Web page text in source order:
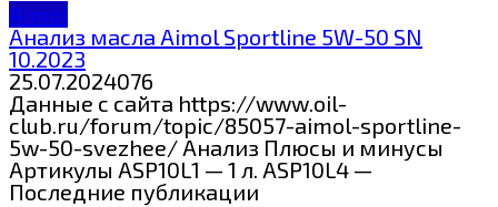
Aimol
Анализ масла Aimol Sportline 5W-50 SN
10.2023
25.07.2024076
Данные с сайта https://www.oil-
club.ru/forum/topic/85057-aimol-sportline-
5w-50-svezhee/ Анализ Плюсы и минусы
Артикулы ASP10L1 — 1 л. ASP10L4 —
Последние публикации